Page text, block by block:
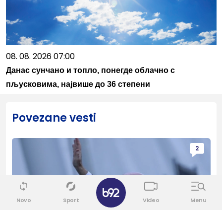
08. 08. 2026 07:00
Данас сунчано и топло, понегде облачно с
пљусковима, највише до 36 степени
Povezane vesti
2
Novo Sport Video Menu